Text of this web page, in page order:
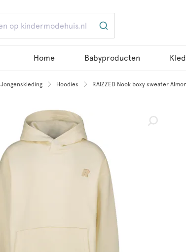
Home Babyproducten
Jongenskleding Hoodies RAIZZED Nook boxy sweater